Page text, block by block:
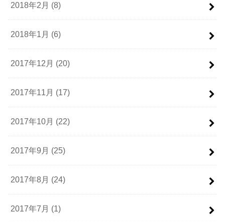
2018年2月 (8)
2018年1月 (6)
2017年12月 (20)
2017年11月 (17)
2017年10月 (22)
2017年9月 (25)
2017年8月 (24)
2017年7月 (1)